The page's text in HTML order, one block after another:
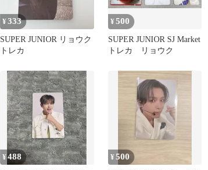
¥333
SUPER JUNIOR リョウク
トレカ
¥500
SUPER JUNIOR SJ Market
トレカ リョウク
¥488 ¥500